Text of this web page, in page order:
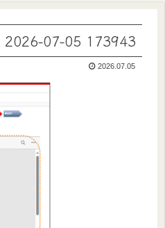
2026-07-05 173943
2026.07.05